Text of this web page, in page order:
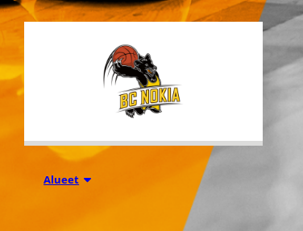
Alueet